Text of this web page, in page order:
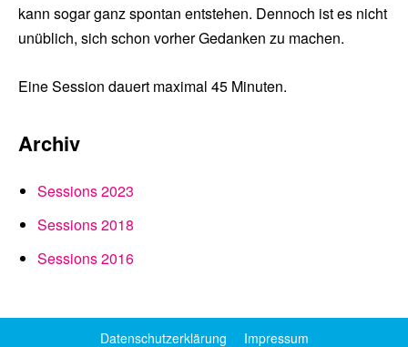
kann sogar ganz spontan entstehen. Dennoch ist es nicht
unüblich, sich schon vorher Gedanken zu machen.
Eine Session dauert maximal 45 Minuten.
Archiv
Sessions 2023
Sessions 2018
Sessions 2016
Datenschutzerklärung Impressum